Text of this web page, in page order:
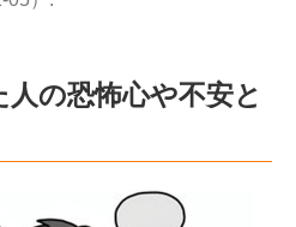
の恐怖心や不安と